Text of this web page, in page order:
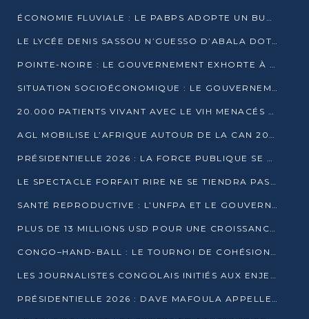
ÉCONOMIE FLUVIALE : LE PABPS ADOPTE UN BUDGET 2026 DE PLUS DE 2,7 MILLIARDS FCFA
LE LYCÉE DENIS SASSOU N’GUESSO D’ABALA DOTÉ D’UNE SALLE MULTIMÉDIA
POINTE-NOIRE : LE GOUVERNEMENT EXHORTE À UN USAGE RESPONSABLE DU NOUVEAU MATÉRIEL MUNICIPAL
SITUATION SOCIOÉCONOMIQUE : LE GOUVERNEMENT INTERPELLÉ DEVANT LE SÉNAT
20.000 PATIENTS VIVANT AVEC LE VIH MENACÉS D’ARRÊT DE TRAITEMENT
AGL MOBILISE L’AFRIQUE AUTOUR DE LA CAN 2025
PRÉSIDENTIELLE 2026 : LA FORCE PUBLIQUE SE PRÉPARE À SÉCURISER LE SCRUTIN
LE SPECTACLE FORFAIT RIRE NE SE TIENDRA PAS LE 1ER JANVIER
SANTÉ REPRODUCTIVE : L’UNFPA ET LE GOUVERNEMENT AFFINENT LES PRIORITÉS DE 2026
PLUS DE 13 MILLIONS USD POUR UNE CROISSANCE VERTE ET SOUVERAINE
CONGO–HAND-BALL : LE TOURNOI DE COHÉSION ET DE FRATERNITÉ ALLUME SES LAMPIONS À BRAZZAVILLE
LES JOURNALISTES CONGOLAIS INITIÉS AUX ENJEUX DE L’ÉCONOMIE BLEUE
PRÉSIDENTIELLE 2026 : DAVE MAFOULA APPELLE LES CONGOLAIS À UN « NOUVEAU DÉPART »